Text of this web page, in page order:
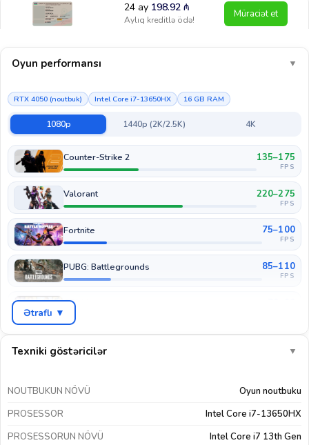
24 ay 198.92₼
Aylıq kreditlə ödə! Müraciət et
Oyun performansı ▼
RTX 4050 (noutbuk) Intel Core i7-13650HX 16 GB RAM
1080p 1440p (2K/2.5K) 4K
Counter-Strike 2 135–175
FPS
Valorant 220–275
FPS
Fortnite 75–100
FPS
PUBG: Battlegrounds 85–110
FPS
GTA V
FPS
110–140
Ətraflı ▼
Texniki göstəricilər ▼
NOUTBUKUN NÖVÜ
Oyun noutbuku
PROSESSOR
Intel Core i7-13650HX
PROSESSORUN NÖVÜ
Intel Core i7 13th Gen